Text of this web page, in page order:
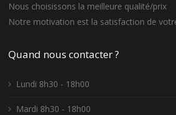
Nous choisissons la meilleure qualité/prix
Notre motivation est la satisfaction de
Quand nous contacter ?
Lundi 8h30 - 18h00
Mardi 8h30 - 18h00